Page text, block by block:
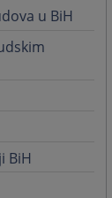
u BiH
BiH